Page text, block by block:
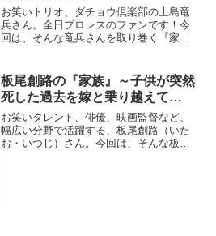
お笑いトリオ、ダチョウ倶楽部の上島竜
兵さん。全日プロレスのファンです！今
回は、そんな竜兵さんを取り巻く『家
1961年（昭和36年）1月20日身 長：
162cm血液型 ：A...
板尾創路の『家族』～子供が突然
死した過去を嫁と乗り越えて…
お笑いタレント、俳優、映画監督など、
幅広い分野で活躍する、板尾創路（いた
お・いつじ）さん。今回は、そんな板尾